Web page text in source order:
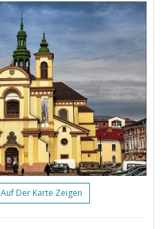
Auf Der Karte Zeigen